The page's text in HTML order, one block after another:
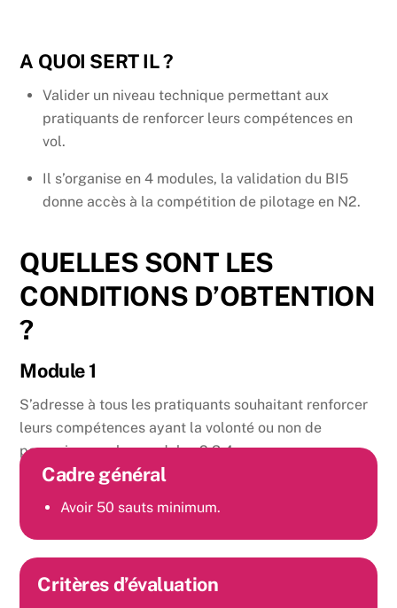
A QUOI SERT IL ?
Valider un niveau technique permettant aux
pratiquants de renforcer leurs compétences en
vol.
Il s’organise en 4 modules, la validation du BI5
donne accès à la compétition de pilotage en N2.
QUELLES SONT LES
CONDITIONS D’OBTENTION
?
Module 1
S’adresse à tous les pratiquants souhaitant renforcer
leurs compétences ayant la volonté ou non de
poursuivre sur les modules 2,3,4.
Cadre général
Avoir 50 sauts minimum.
Critères d’évaluation